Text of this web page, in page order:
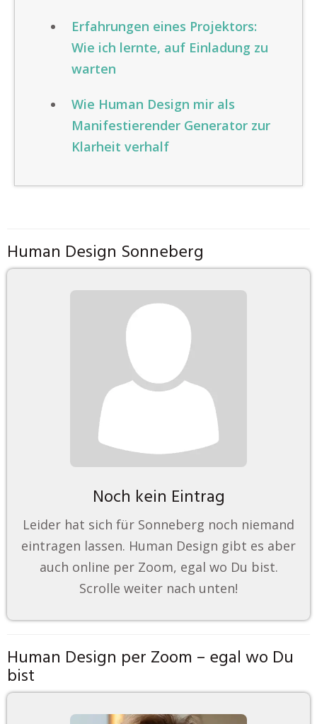
Erfahrungen eines Projektors:
Wie ich lernte, auf Einladung zu
warten
Wie Human Design mir als
Manifestierender Generator zur
Klarheit verhalf
Human Design Sonneberg
Noch kein Eintrag
Leider hat sich für Sonneberg noch niemand
eintragen lassen. Human Design gibt es aber
auch online per Zoom, egal wo Du bist.
Scrolle weiter nach unten!
Human Design per Zoom – egal wo Du
bist